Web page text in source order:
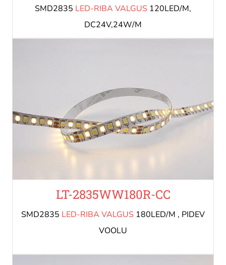
SMD2835 LED-RIBA VALGUS 120LED/M,
DC24V,24W/M
LT-2835WW180R-CC
SMD2835 LED-RIBA VALGUS 180LED/M , PIDEV
VOOLU